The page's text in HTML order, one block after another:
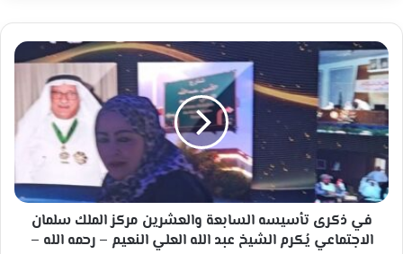
في
ذكرى
تأسيسه
السابعة
والعشرين
مركز
الملك
سلمان
الاجتماعي
يُكرم
الشيخ
في ذكرى تأسيسه السابعة والعشرين مركز الملك سلمان
الاجتماعي يُكرم الشيخ عبد الله العلي النعيم – رحمه الله –